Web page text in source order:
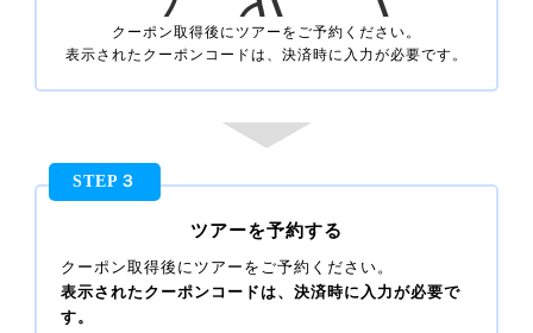
クーポン取得後にツアーをご予約ください。
表示されたクーポンコードは、 決済時に入力が必要です。
STEP３
ツアーを予約する
クーポン取得後にツアーをご予約ください。
表示されたクーポンコードは、 決済時に入力が必要で
す。